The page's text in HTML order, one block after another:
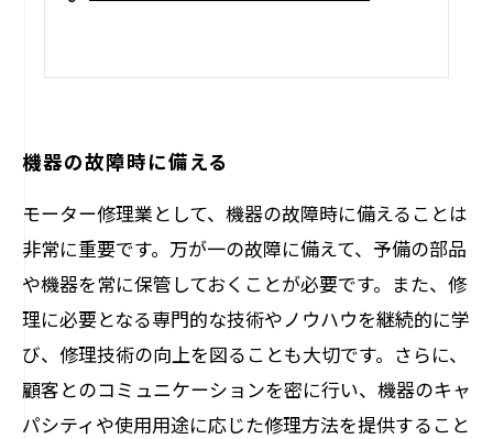
機器の故障時に備える
モーター修理業として、機器の故障時に備えることは
非常に重要です。万が一の故障に備えて、予備の部品
や機器を常に保管しておくことが必要です。また、修
理に必要となる専門的な技術やノウハウを継続的に学
び、修理技術の向上を図ることも大切です。さらに、
顧客とのコミュニケーションを密に行い、機器のキャ
パシティや使用用途に応じた修理方法を提供すること